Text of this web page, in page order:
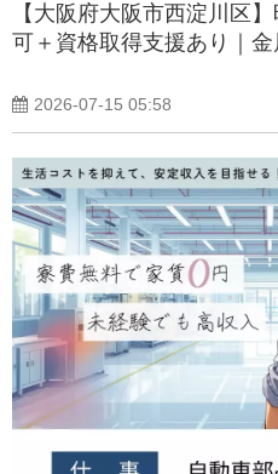
【大阪府大阪市西淀川区
可＋資格取得支援あり｜
2026-07-15 05:58